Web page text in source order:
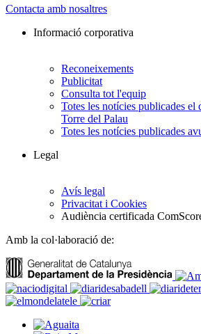
Contacta amb nosaltres
Informació corporativa
Reconeixements
Publicitat
Consulta tot l'equip
Totes les notícies publicades el
Torre del Palau
Totes les notícies publicades
Legal
Avís legal
Privacitat i Cookies
Audiència certificada
Amb la col·laboració de: